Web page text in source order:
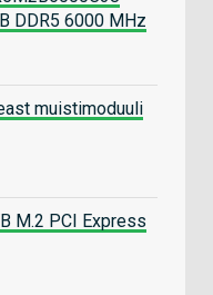
DDR5 6000 MHz
muistimoduuli
M.2 PCI Express